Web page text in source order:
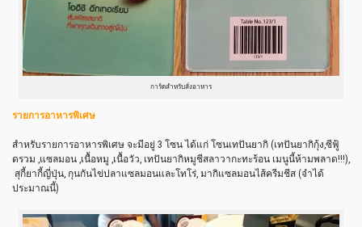
การ์ดสำหรับสั่งอาหาร
รายการอาหารพิเศษ
สำหรับรายการอาหารพิเศษ จะมีอยู่ 3 โซน ได้แก่ โซนเทปันยากิ (เทปันยากิกุ้ง,ซีฟู้
ดรวม ,แซลมอน ,เนื้อหมู ,เนื้อวัว, เทปันยากิหมูชีสลาวากะทะร้อน เมนูนี้ห้ามพลาด!!!),
สุกี้ยากี้ญี่ปุ่น, กุนกันไข่ปลาแซลมอนและโทโร่, มากิแซลมอนไส้ครีมชีส (จำได้
ประมาณนี้)